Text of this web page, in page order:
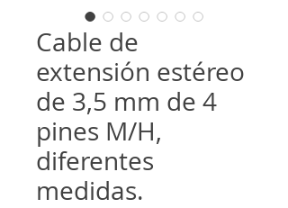
Cable de
extensión estéreo
de 3,5 mm de 4
pines M/H,
diferentes
medidas.